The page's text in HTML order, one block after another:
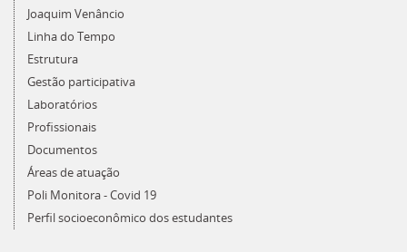
Joaquim Venâncio
Linha do Tempo
Estrutura
Gestão participativa
Laboratórios
Profissionais
Documentos
Áreas de atuação
Poli Monitora - Covid 19
Perfil socioeconômico dos estudantes